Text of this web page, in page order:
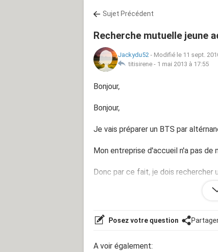
Sujet Précédent
Recherche mutuelle jeune
Jackydu52 - Modifié le 11 sept.
titisirene - 1 mai 2013 à 17:55
Bonjour,
Bonjour,
Je vais préparer un BTS par
Mon entreprise d'accueil n'a pas
Donc par ce fait, je dois rechercher
Je suis intéréssé par un forfait qui
Je me suis renseigner auprés de la
Posez votre question
A voir également: